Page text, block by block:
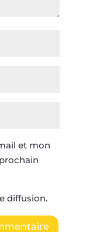
et mon
diffusion.